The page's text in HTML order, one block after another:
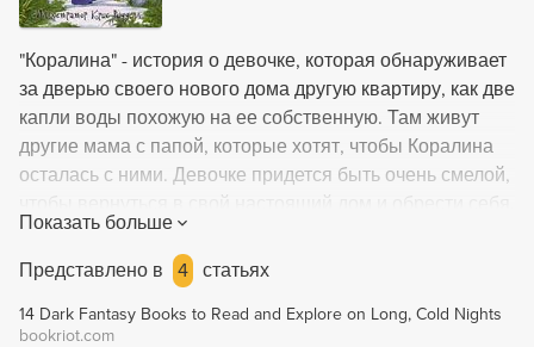
"Коралина" - история о девочке, которая обнаруживает
за дверью своего нового дома другую квартиру, как две
капли воды похожую на ее собственную. Там живут
другие мама с папой, которые хотят, чтобы Коралина
осталась с ними. Девочке придется быть очень смелой,
Показать больше
Представлено в
4 статьях
14 Dark Fantasy Books to Read and Explore on Long, Cold Nights
bookriot.com